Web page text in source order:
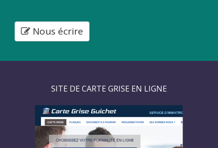
Nous écrire
SITE DE CARTE GRISE EN LIGNE